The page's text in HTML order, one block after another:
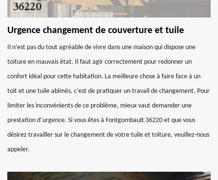
Urgence changement de couverture et tuile
Il n’est pas du tout agréable de vivre dans une maison qui dispose une
toiture en mauvais état. Il faut agir correctement pour redonner un
confort idéal pour cette habitation. La meilleure chose à faire face à un
toit et une tuile abîmés, c’est de pratiquer un travail de changement. Pour
limiter les inconvénients de ce problème, mieux vaut demander une
prestation d’urgence. Si vous êtes à Fontgombault 36220 et que vous
désirez travailler sur le changement de votre tuile et toiture, veuillez-nous
appeler.